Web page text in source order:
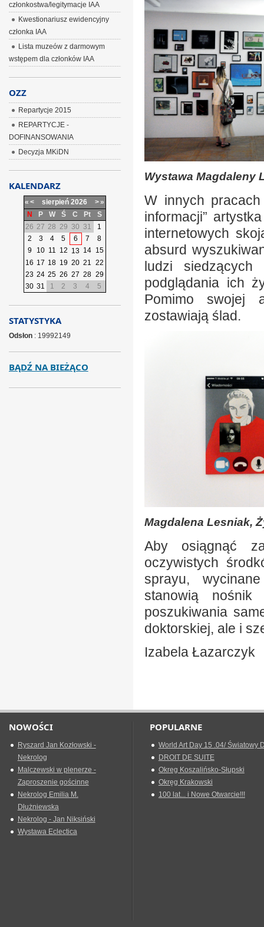
Wystawa Magdaleny
W innych
informacji”
internetowych
absurd
ludzi siedzących
podglądania ich
Pomimo swojej
zostawiają ślad.
Magdalena Lesniak,
Aby osiągnąć
oczywistych
sprayu,
stanowią nośnik
poszukiwania
doktorskiej, ale i
Izabela Łazarczyk
członkostwa/legitymacje IAA
Kwestionariusz ewidencyjny
członka IAA
Lista muzeów z darmowym
wstępem dla członków IAA
OZZ
Repartycje 2015
REPARTYCJE -
DOFINANSOWANIA
Decyzja MKiDN
KALENDARZ
« < sierpień 2026 >»
N
P W Ś C Pt
S
26 27 28 29 30 31
1
2
3 4 5 6 7
8
9
10 11 12 13 14 15
16 17 18 19 20 21 22
23 24 25 26 27 28 29
30 31 1 2 3 4 5
STATYSTYKA
Odsłon: 19992149
BĄDŹ NA BIEŻĄCO
NOWOŚCI
Ryszard Jan Kozłowski -
Nekrolog
Malczewski w plenerze -
Zaproszenie gościnne
Nekrolog Emilia M.
Dłużniewska
Nekrolog - Jan Niksiński
Wystawa Eclectica
POPULARNE
World Art Day 15 .04/ Światowy
DROIT DE SUITE
Okreg Koszalińsko-Słupski
Okręg Krakowski
100 lat... i Nowe Otwarcie!!!